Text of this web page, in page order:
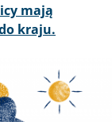
mają
kraju.